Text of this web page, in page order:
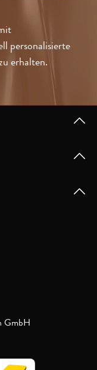
personalisierte
erhalten.
GmbH